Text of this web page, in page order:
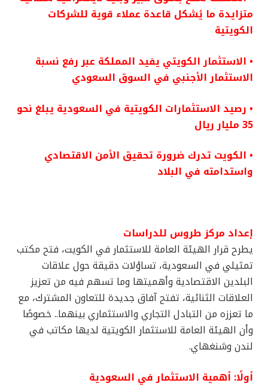
متزايدة ما يُشكل قاعدة عملاء قوية للشركات
الكويتية
• الاستثمار الكويتي يفيد المملكة عبر رفع نسبة
الاستثمار الأجنبي في السوق السعودي
• رصيد الاستثمارات الكويتية في السعودية يبلغ نحو
35 مليار ريال
• الكويت تدرك ضرورة تحقيق الأمن الاقتصادي
واستدامته في البلاد
إعداد مركز طروس للدراسات
يطرح قرار الهيئة العامة للاستثمار في الكويت، فتح مكتب
تمثيلي في السعودية، تساؤلات دقيقة حول علاقات
البلدين الاقتصادية وأهميتها وما تسهم فيه من تعزيز
العلاقات الثنائية، تفتح آفاق جديدة للتعاون المشترك، مع
ما تعززه من التبادل التجاري والاستثماري بينهما.. خصوصًا
وأن الهيئة العامة للاستثمار الكويتية لديها مكاتب في
لندن وشنغهاي.
أولًا: أهمية الاستثمار في السعودية